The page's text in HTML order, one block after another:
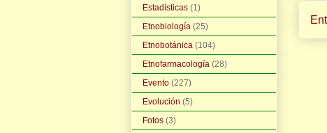
Estadísticas (1)
Etnobiología (25)
Etnobotánica (104)
Etnofarmacología (28)
Evento (227)
Evolución (5)
Fotos (3)